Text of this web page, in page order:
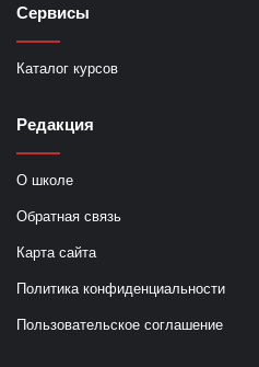
Сервисы
Каталог курсов
Редакция
О школе
Обратная связь
Карта сайта
Политика конфиденциальности
Пользовательское соглашение